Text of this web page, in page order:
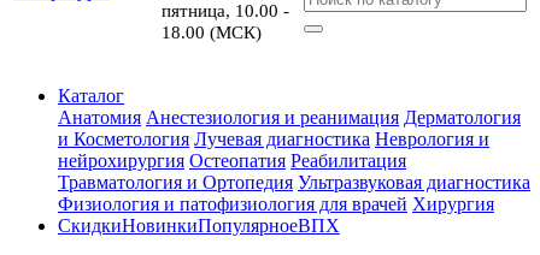
пятница, 10.00 -
18.00 (МСК)
Каталог
Анатомия Анестезиология и реанимация Дерматология
и Косметология Лучевая диагностика Неврология и
нейрохирургия Остеопатия Реабилитация
Травматология и Ортопедия Ультразвуковая диагностика
Физиология и патофизиология для врачей Хирургия
СкидкиНовинкиПопулярноеВПХ